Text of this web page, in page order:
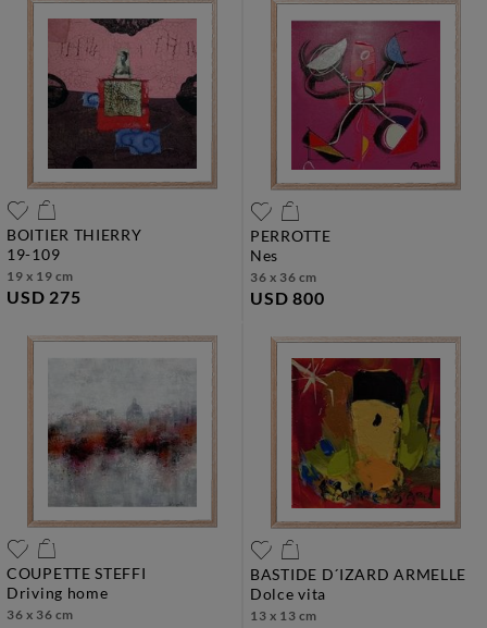
BOITIER THIERRY
19-109
19 x 19 cm
USD 275
PERROTTE
nes
36 x 36 cm
USD 800
COUPETTE STEFFI
driving home
36 x 36 cm
BASTIDE D´IZARD ARMELLE
dolce vita
13 x 13 cm